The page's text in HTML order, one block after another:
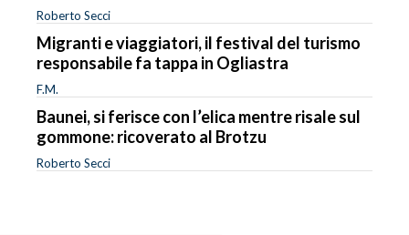
Roberto Secci
Migranti e viaggiatori, il festival del turismo
responsabile fa tappa in Ogliastra
F.M.
Baunei, si ferisce con l’elica mentre risale sul
gommone: ricoverato al Brotzu
Roberto Secci